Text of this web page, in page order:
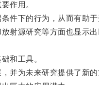
作用。
下的行为，从而有助于
源研究等方面也显示出
和工具。
为未来研究提供了新的